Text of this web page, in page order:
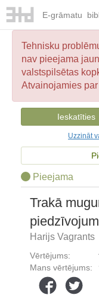
E-grāmatu
Tehnisku
nav pieejama
valstspilsētas
Atvainojamies
Ieskatīties
Uzzināt
Pieejama
Trakā
Harijs Vagrants
Vērtējums:
Mans vērtējums: